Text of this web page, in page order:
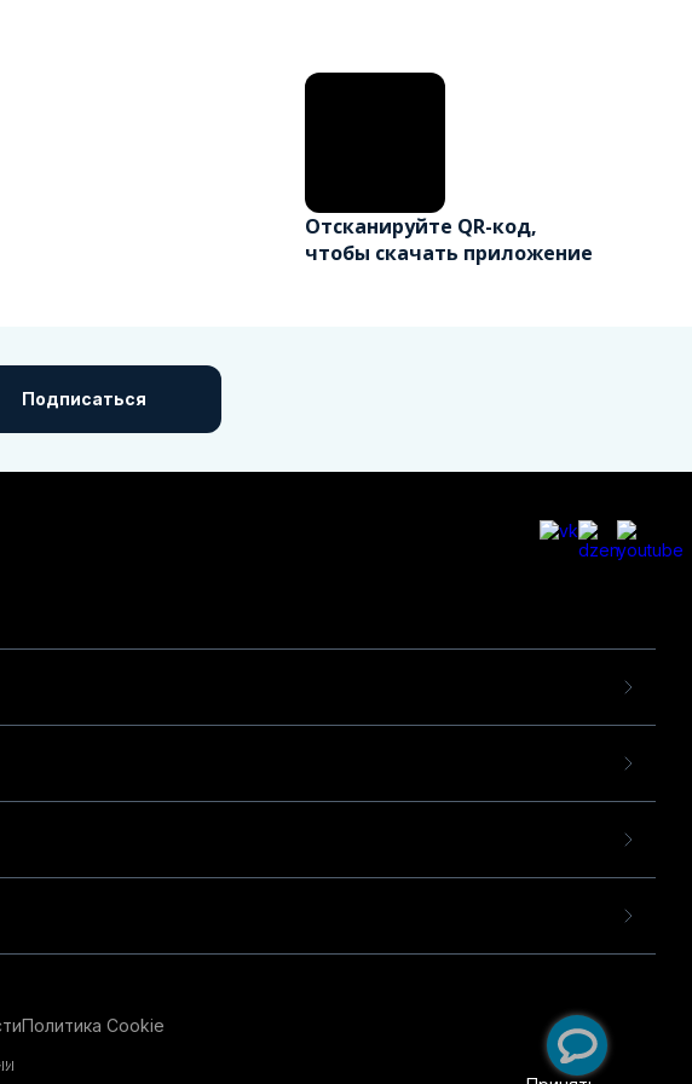
Отсканируйте QR-код,
чтобы скачать приложение
Подписаться
Политика Cookie
вам лучшего пользовательского опыта